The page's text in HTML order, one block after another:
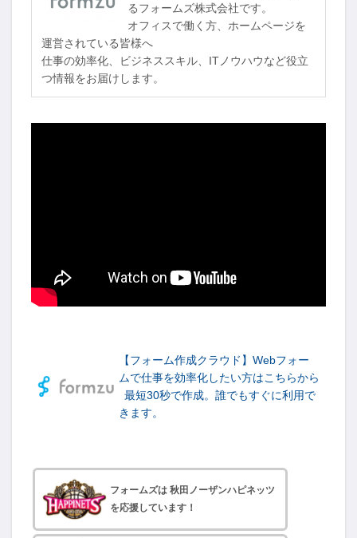
るフォームズ株式会社です。
オフィスで働く方、ホームページを
運営されている皆様へ
仕事の効率化、ビジネススキル、ITノウハウなど役立
つ情報をお届けします。
【フォーム作成クラウド】Webフォー
ムで仕事を効率化したい方はこちらから
最短30秒で作成。誰でもすぐに利用で
きます。
フォームズは 秋田ノーザンハピネッツ
を応援しています！